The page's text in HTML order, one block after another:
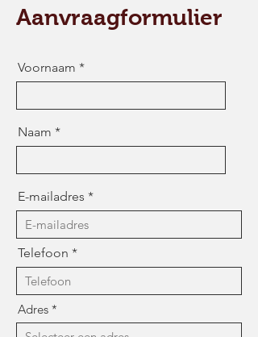
Aanvraagformulier
Voornaam
Naam
E-mailadres
Telefoon
Adres